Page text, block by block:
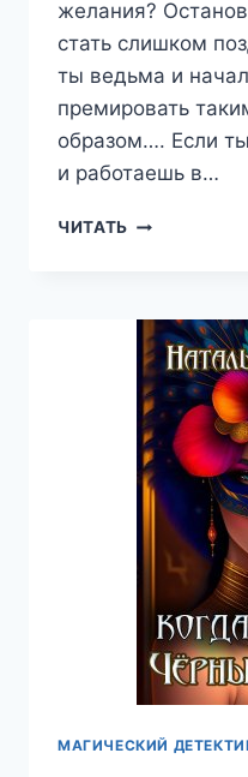
желания?
стать слишком
ты ведьма и
премировать
образом…. Если
и работаешь в…
ЧИТАТЬ УПС!
СУДЬБЫ
НАТАЛЬЯ
ЕКИМОВА
МАГИЧЕСКИЙ